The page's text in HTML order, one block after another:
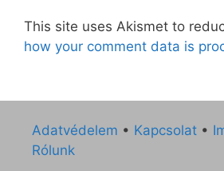
This site uses Akismet to
how your comment data is
Adatvédelem • Kapcsolat •
Rólunk